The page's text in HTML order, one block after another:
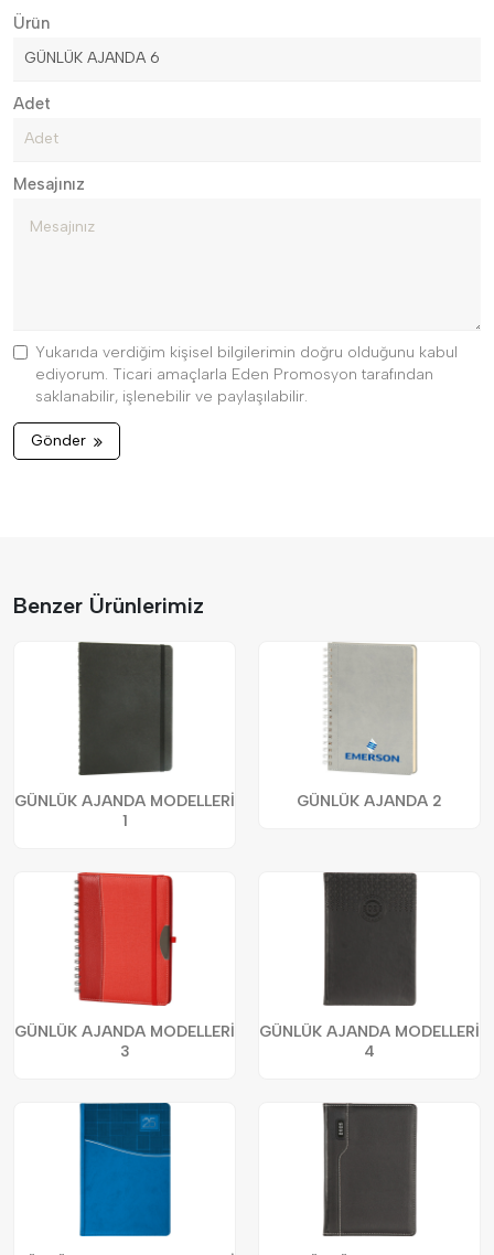
Ürün
Adet
Mesajınız
Yukarıda verdiğim kişisel bilgilerimin doğru olduğunu kabul
ediyorum. Ticari amaçlarla Eden Promosyon tarafından
saklanabilir, işlenebilir ve paylaşılabilir.
Gönder
Benzer Ürünlerimiz
GÜNLÜK AJANDA MODELLERİ
1
GÜNLÜK AJANDA 2
GÜNLÜK AJANDA MODELLERİ
3
GÜNLÜK AJANDA MODELLERİ
4